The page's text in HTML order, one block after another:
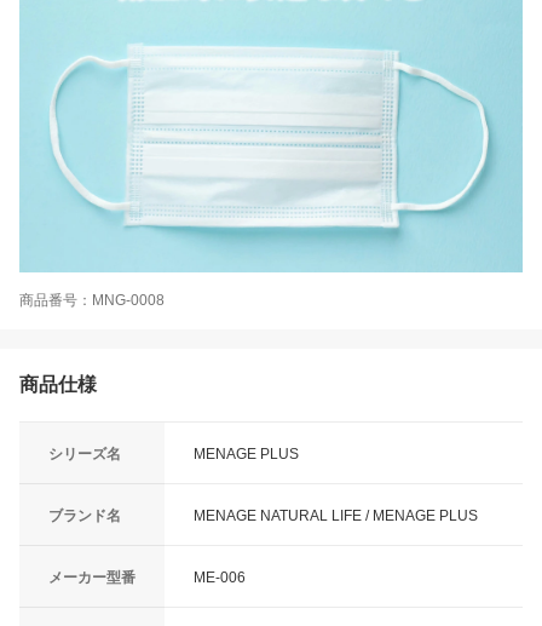
商品番号：MNG-0008
商品仕様
シリーズ名 MENAGE PLUS
ブランド名 MENAGE NATURAL LIFE / MENAGE PLUS
メーカー型番 ME-006